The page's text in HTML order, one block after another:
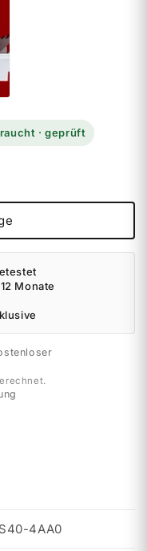
· geprüft
Monate
4AA0